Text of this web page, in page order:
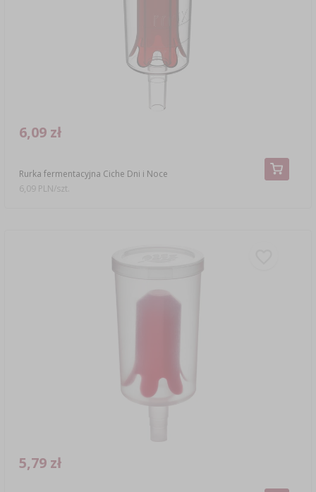
Rurka fermentacyjna Ciche Dni i Noce
6,09 zł
6,09 PLN/szt.
5,79 zł